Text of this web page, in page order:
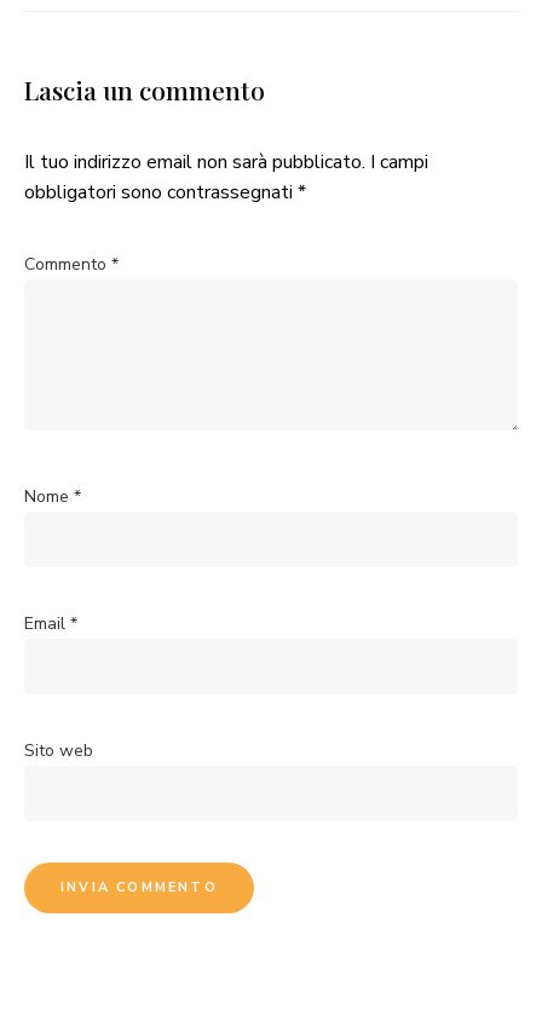
Lascia un commento
Il tuo indirizzo email non sarà pubblicato. I campi
obbligatori sono contrassegnati *
Commento *
Nome *
Email *
Sito web